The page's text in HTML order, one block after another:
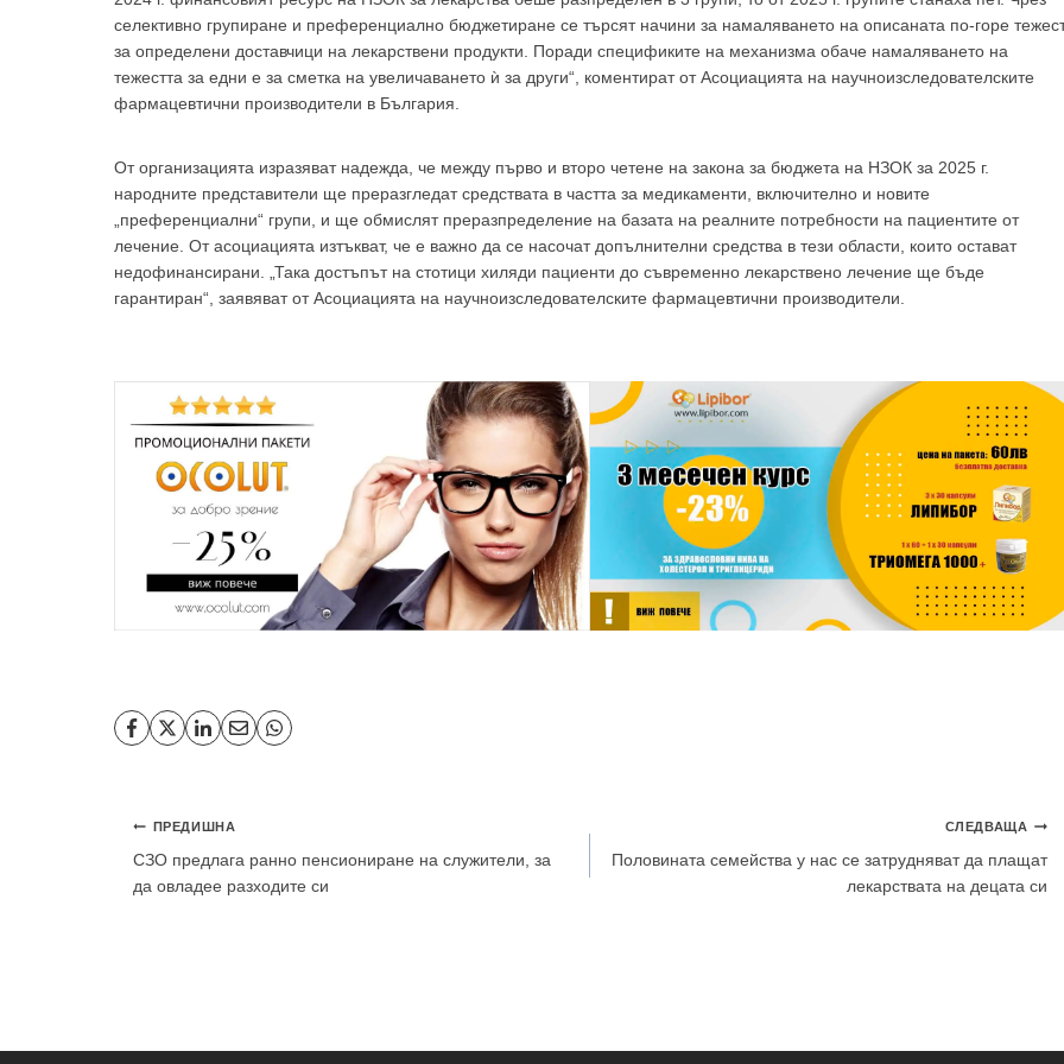
селективно групиране и преференциално бюджетиране се търсят начини за намаляването на описаната по-горе
за определени доставчици на лекарствени продукти. Поради спецификите на механизма обаче намаляването на
тежестта за едни е за сметка на увеличаването ѝ за други“, коментират от Асоциацията на научноизследователските
фармацевтични производители в България.
От организацията изразяват надежда, че между първо и второ четене на закона за бюджета на НЗОК за 2025 г.
народните представители ще преразгледат средствата в частта за медикаменти, включително и новите
„преференциални“ групи, и ще обмислят преразпределение на базата на реалните потребности на пациентите от
лечение. От асоциацията изтъкват, че е важно да се насочат допълнителни средства в тези области, които остават
недофинансирани. „Така достъпът на стотици хиляди пациенти до съвременно лекарствено лечение ще бъде
гарантиран“, заявяват от Асоциацията на научноизследователските фармацевтични производители.
Навигация
ПРЕДИШНА
СЗО предлага ранно пенсиониране на служители, за
да овладее разходите си
СЛЕДВАЩА
Половината семейства у нас се затрудняват да плащат
лекарствата на децата си